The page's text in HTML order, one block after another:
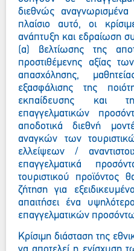
διεθνώς αναγνωρισμένα
πλαίσιο αυτό, οι
ανάπτυξη και εδραίωση
(α) βελτίωσης της
προστιθέμενης αξίας
απασχόλησης,
εξασφάλισης της
εκπαίδευσης και
επαγγελματικών
αποδοτικά διεθνή
αναγκών των
ελλείψεων /
επαγγελματικά
τουριστικού προϊόντος
ζήτηση για
απαιτήσει ένα
επαγγελματικών
Κρίσιμη διάσταση της